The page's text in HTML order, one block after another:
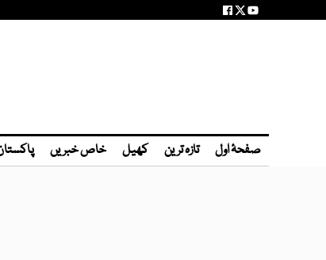
صفحۂ اول تازہ ترین کھیل خاص خبریں